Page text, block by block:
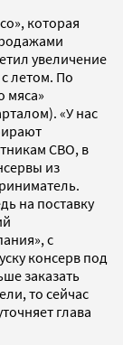
которая
увеличение
летом. По
мяса»
«У нас
СВО, в
из
на поставку
с
консерв под
заказать
то сейчас
глава